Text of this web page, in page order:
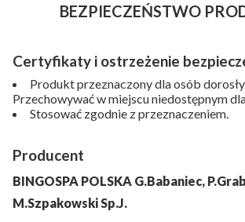
BEZPIECZEŃSTWO
Certyfikaty i ostrzeżenie
Produkt przeznaczony dla osób
Przechowywać w miejscu niedostępnym
Stosować zgodnie z przeznaczeniem.
Producent
BINGOSPA POLSKA G.Babaniec,
M.Szpakowski Sp.J.